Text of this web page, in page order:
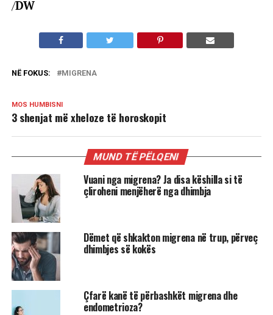
/DW
NË FOKUS: MIGRENA
MOS HUMBISNI
3 shenjat më xheloze të horoskopit
MUND TË PËLQENI
Vuani nga migrena? Ja disa këshilla si të
çliroheni menjëherë nga dhimbja
Dëmet që shkakton migrena në trup, përveç
dhimbjes së kokës
Çfarë kanë të përbashkët migrena dhe
endometrioza?